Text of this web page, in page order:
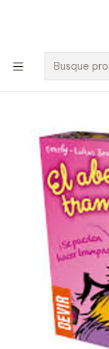
🚀 ¡Despachamos a
$100.000 y a RM
Inicio
El